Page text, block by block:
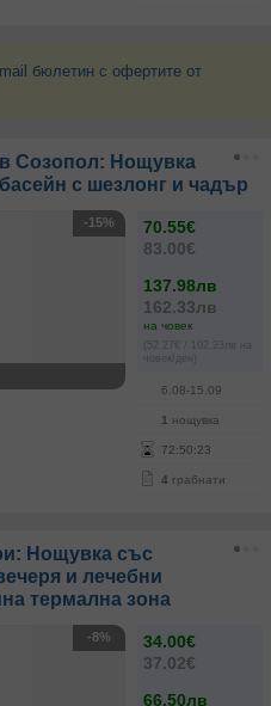
бюлетин с офертите от
Созопол: Нощувка
с шезлонг и чадър
70.55€
83.00€
137.98лв
162.33лв
на човек
(52.27€ / 102.23лв на
човек/ден)
6.08-15.09
1 нощувка
72:50:23
4 грабнати
-15%
Нощувка със
и лечебни
термална зона
34.00€
37.02€
66.50лв
-8%